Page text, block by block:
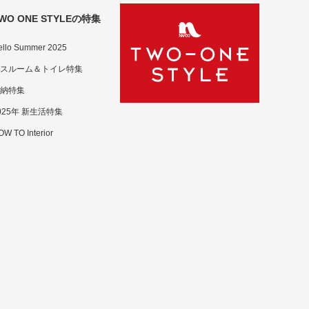
ONE STYLEの特集
Summer 2025
ルーム＆トイレ特集
特集
年 新生活特集
TO Interior